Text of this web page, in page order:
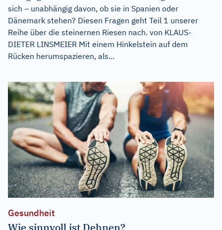
sich – unabhängig davon, ob sie in Spanien oder
Dänemark stehen? Diesen Fragen geht Teil 1 unserer
Reihe über die steinernen Riesen nach. von KLAUS-
DIETER LINSMEIER Mit einem Hinkelstein auf dem
Rücken herumspazieren, als...
Gesundheit
Wie sinnvoll ist Dehnen?